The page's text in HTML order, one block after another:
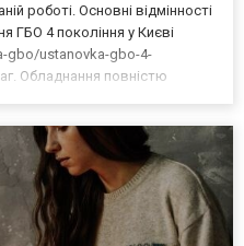
роботі. Основні відмінності
ГБО 4 покоління у Києві
gbo/ustanovka-gbo-4-
Обладнання повністю